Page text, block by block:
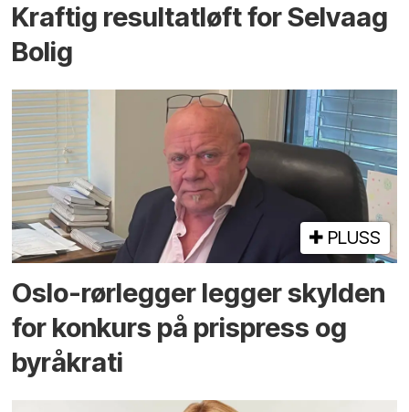
Kraftig resultatløft for Selvaag
Bolig
PLUSS
Oslo-rørlegger legger skylden
for konkurs på prispress og
byråkrati